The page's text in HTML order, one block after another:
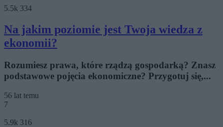
5.5k 334
Na jakim poziomie jest Twoja wiedza z
ekonomii?
Rozumiesz prawa, które rządzą gospodarką? Znasz
podstawowe pojęcia ekonomiczne? Przygotuj się,...
56 lat temu
7
5.9k 316